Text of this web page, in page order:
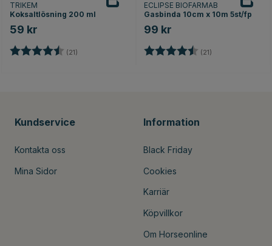
TRIKEM
Koksaltlösning 200 ml
59 kr
Betyg: (21)
ECLIPSE BIOFARMAB
Gasbinda 10cm x 10m 5st/fp
99 kr
Betyg: (21)
Kundservice
Kontakta oss
Mina Sidor
Information
Black Friday
Cookies
Karriär
Köpvillkor
Om Horseonline